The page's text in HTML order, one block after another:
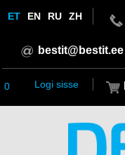
ET EN RU ZH
bestit@bestit.ee
0 Logi sisse